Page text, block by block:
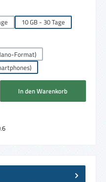
10 GB - 30 Tage
Format)
ein oder benutze die Schaltflächen um
In den Warenkorb